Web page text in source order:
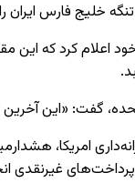
خلیج فارس
خود اعلام کرد که
گفت: «این
امریکا،
پرداخت‌های